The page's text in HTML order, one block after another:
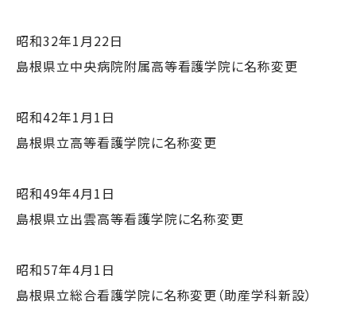
昭和32年1月22日
島根県立中央病院附属高等看護学院に名称変更
昭和42年1月1日
島根県立高等看護学院に名称変更
昭和49年4月1日
島根県立出雲高等看護学院に名称変更
昭和57年4月1日
島根県立総合看護学院に名称変更（助産学科新設）